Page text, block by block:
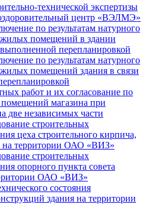
технической экспертизы
центр «ВЭЛМЭ»
по результатам натурного
помещений в здании
перепланировкой
по результатам натурного
помещений здания в связи
работ и их согласование по
магазина при
две независимых части
строительных
цеха строительного кирпича,
на территории ОАО «ВИЗ»
строительных
опорного пункта совета
ОАО «ВИЗ»
состояния
здания на территории